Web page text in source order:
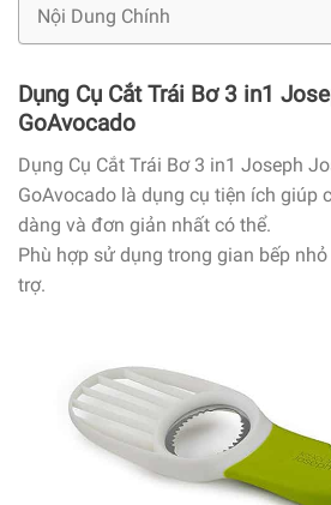
Nội Dung Chính
Dụng Cụ Cắt Trái Bơ 3 in1
GoAvocado
Dụng Cụ Cắt Trái Bơ 3 in1 Joseph
GoAvocado là dụng cụ tiện ích giúp
dàng và đơn giản nhất có thể.
Phù hợp sử dụng trong gian bếp
trợ.